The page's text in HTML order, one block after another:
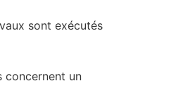
sont exécutés
concernent un